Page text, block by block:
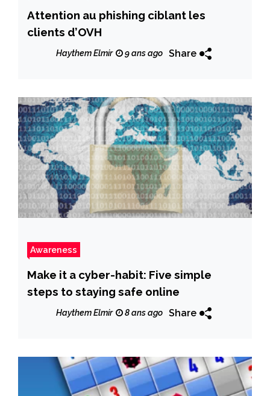
Attention au phishing ciblant les
clients d’OVH
Haythem Elmir 9 ans ago Share
Awareness
Make it a cyber-habit: Five simple
steps to staying safe online
Haythem Elmir 8 ans ago Share